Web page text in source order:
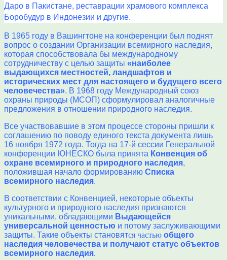
Даро в Пакистане, реставрации храмового комплекса
Боробудур в Индонезии и другие.
В 1965 году в Вашингтоне на конференции был поднят
вопрос о создании Организации всемирного наследия,
которая способствовала бы международному
сотрудничеству с целью защиты «наиболее
выдающихся местностей, ландшафтов и
исторических мест для настоящего и будущего всего
человечества». В 1968 году Международный союз
охраны природы (МСОП) сформулировал аналогичные
предложения в отношении природного наследия.
Все участвовавшие в этом процессе стороны пришли к
соглашению по поводу единого текста документа лишь
16 ноября 1972 года. Тогда на 17-й сессии Генеральной
конференции ЮНЕСКО была принята Конвенция об
охране всемирного и природного наследия,
положившая начало формированию Списка
всемирного наследия.
В соответствии с Конвенцией, некоторые объекты
культурного и природного наследия признаются
уникальными, обладающими Выдающейся
универсальной ценностью и потому заслуживающими
защиты. Такие объекты становятся частью общего
наследия человечества и получают статус объектов
всемирного наследия.